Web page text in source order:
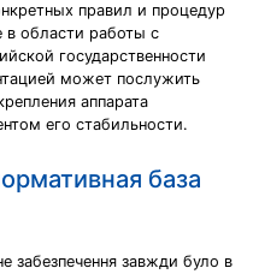
правил и процедур
в области работы с
государственности
может послужить
аппарата
его стабильности.
база
забезпечення завжди було в